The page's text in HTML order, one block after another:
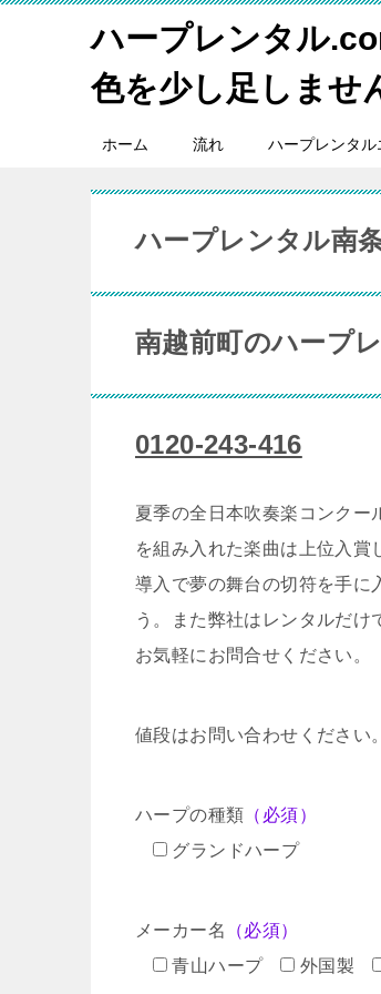
ハープレンタル
色を少し足しませ
ホーム 流れ ハープレンタル
ハープレンタル南
南越前町のハープ
0120-243-416
夏季の全日本吹奏楽コンクー
を組み入れた楽曲は上位入
導入で夢の舞台の切符を手に
う。また弊社はレンタルだ
お気軽にお問合せください。
値段はお問い合わせください。
ハープの種類 （必須）
グランドハープ
メーカー名
（必須）
青山ハープ
外国製